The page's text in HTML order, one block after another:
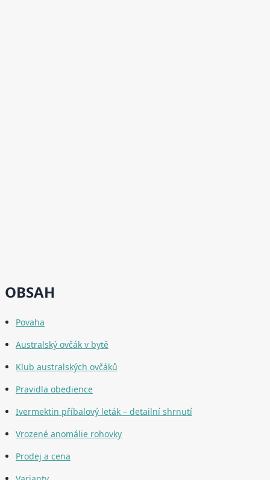
OBSAH
Povaha
Australský ovčák v bytě
Klub australských ovčáků
Pravidla obedience
Ivermektin příbalový leták – detailní shrnutí
Vrozené anomálie rohovky
Prodej a cena